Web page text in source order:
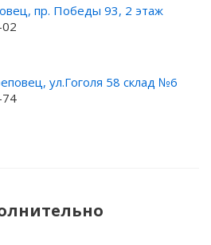
пр. Победы 93, 2 этаж
ул.Гоголя 58 склад №6
74